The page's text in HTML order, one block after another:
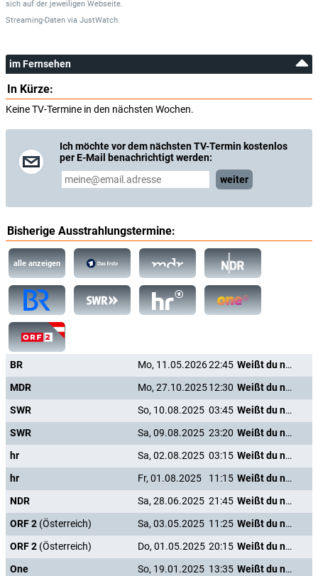
sich auf der jeweiligen Webseite.
Streaming-Daten via JustWatch.
im Fernsehen
In Kürze:
Keine TV-Termine in den nächsten Wochen.
Ich möchte vor dem nächsten TV-Termin kostenlos
per E-Mail benachrichtigt werden:
weiter
Bisherige Ausstrahlungstermine:
alle anzeigen
BR Mo, 11.05.202622:45
Weißt du noch
MDR
Mo, 27.10.202512:30
Weißt du noch
SWR
So, 10.08.2025 03:45
Weißt du noch
SWR
Sa, 09.08.2025 23:20
Weißt du noch
hr
Sa, 02.08.2025 03:15
Weißt du noch
hr
Fr, 01.08.2025 11:15
Weißt du noch
NDR
Sa, 28.06.2025 21:45
Weißt du noch
ORF 2 (Österreich) Sa, 03.05.2025 11:25
Weißt du noch
ORF 2 (Österreich) Do, 01.05.2025 20:15
Weißt du noch
One
So, 19.01.2025 13:35
Weißt du noch